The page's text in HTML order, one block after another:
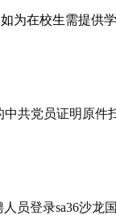
如为在校生需提供
共党员证明原件
员登录sa36沙龙